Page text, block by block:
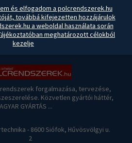
és elfogadom a polcrendszerek.hu
továbbá kifejezetten hozzájárulok
a weboldal használata során
meghatározott célokból
kezelje
forgalmazása, tervezése,
Közvetlen gyártói háttér,
GYÁRTÁS ...
- 8600 Siófok, Hűvösvölgyi u.
2